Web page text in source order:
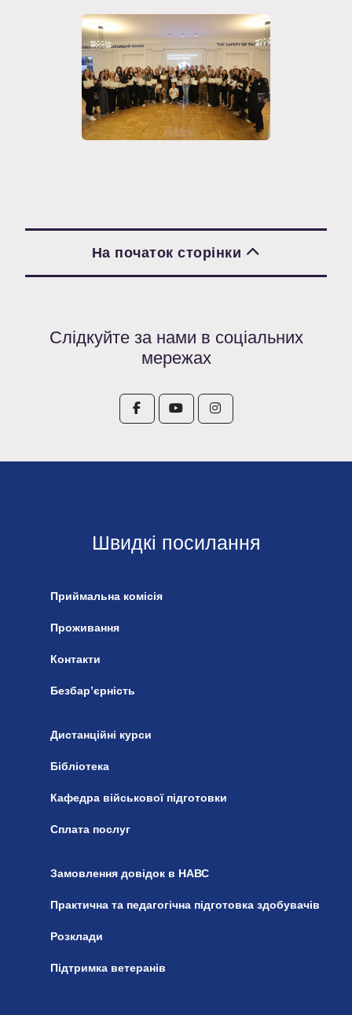
На початок сторінки
Слідкуйте за нами в соціальних
мережах
Швидкі посилання
Приймальна комісія
Проживання
Контакти
Безбар’єрність
Дистанційні курси
Бібліотека
Кафедра військової підготовки
Сплата послуг
Замовлення довідок в НАВС
Практична та педагогічна підготовка здобувачів
Розклади
Підтримка ветеранів